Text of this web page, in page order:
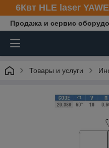
6Квт HLE laser
Продажа и сервис
Товары и услуги